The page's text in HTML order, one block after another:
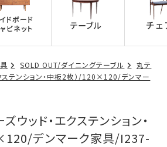
SOLD OUT/ダイニングテーブル
丸テ
ステンション・中板2枚）/120×120/デンマー
ウッド・エクステンション・
デンマーク家具/I237-